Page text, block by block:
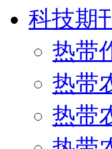
科技期
热带
热带
热带